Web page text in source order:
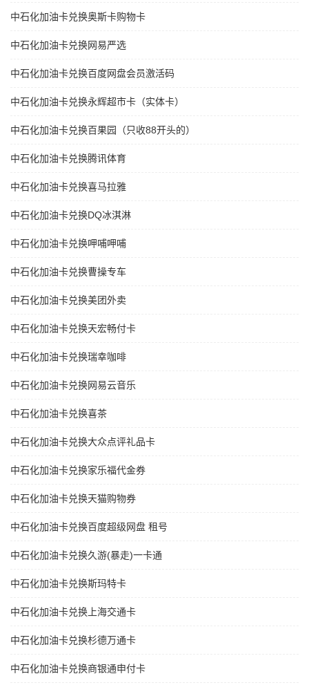
中石化加油卡兑换奥斯卡购物卡
中石化加油卡兑换网易严选
中石化加油卡兑换百度网盘会员激活码
中石化加油卡兑换永辉超市卡（实体卡）
中石化加油卡兑换百果园（只收88开头的）
中石化加油卡兑换腾讯体育
中石化加油卡兑换喜马拉雅
中石化加油卡兑换DQ冰淇淋
中石化加油卡兑换呷哺呷哺
中石化加油卡兑换曹操专车
中石化加油卡兑换美团外卖
中石化加油卡兑换天宏畅付卡
中石化加油卡兑换瑞幸咖啡
中石化加油卡兑换网易云音乐
中石化加油卡兑换喜茶
中石化加油卡兑换大众点评礼品卡
中石化加油卡兑换家乐福代金券
中石化加油卡兑换天猫购物券
中石化加油卡兑换百度超级网盘 租号
中石化加油卡兑换久游(暴走)一卡通
中石化加油卡兑换斯玛特卡
中石化加油卡兑换上海交通卡
中石化加油卡兑换杉德万通卡
中石化加油卡兑换商银通申付卡